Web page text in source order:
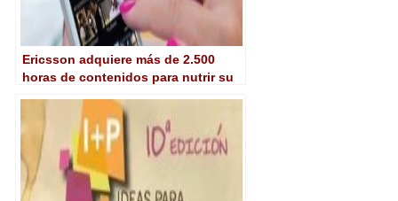
Ericsson adquiere más de 2.500
horas de contenidos para nutrir su